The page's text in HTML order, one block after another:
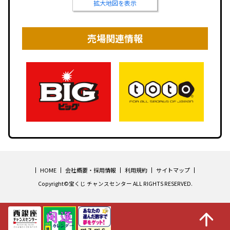
拡大地図を表示
売場関連情報
HOME 会社概要・採用情報 利用規約 サイトマップ
Copyright©宝くじ チャンスセンター ALL RIGHTS RESERVED.